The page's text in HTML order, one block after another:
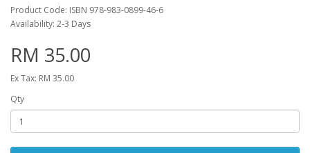
Product Code: ISBN 978-983-0899-46-6
Availability: 2-3 Days
RM 35.00
Ex Tax: RM 35.00
Qty